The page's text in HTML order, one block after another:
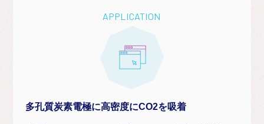
APPLICATION
多孔質炭素電極に高密度にCO2を吸着